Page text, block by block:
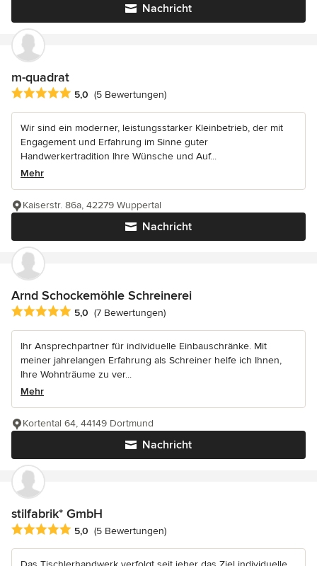
Nachricht
m-quadrat
Durchschnittliche Bewertung: 5 von 5 Sternen
5,0 (5 Bewertungen)
Wir sind ein moderner, leistungsstarker Kleinbetrieb, der mit
Engagement und Erfahrung im Sinne guter
Handwerkertradition Ihre Wünsche und Auf...
Mehr
Nachricht
Kaiserstr. 86a, 42279 Wuppertal
Arnd Schockemöhle Schreinerei
Durchschnittliche Bewertung: 5 von 5 Sternen
5,0 (7 Bewertungen)
Ihr Ansprechpartner für individuelle Einbauschränke. Mit
meiner jahrelangen Erfahrung als Schreiner helfe ich Ihnen,
Ihre Wohnträume zu ver...
Mehr
Nachricht
Kortental 64, 44149 Dortmund
stilfabrik* GmbH
Durchschnittliche Bewertung: 5 von 5 Sternen
5,0 (5 Bewertungen)